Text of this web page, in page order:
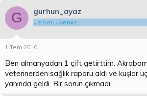
G gurhun_ayaz
Uzman Üyemiz
1 Tem 2010
Ben almanyadan 1 çift getirttim.
veterinerden sağlık raporu aldı ve kuşlar
yanında geldi. Bir sorun çıkmadı.